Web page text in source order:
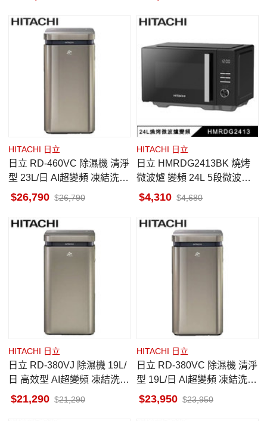
門
HITACHI 日立
日立 RD-460VC 除濕機 清淨
型 23L/日 AI超變頻 凍結洗淨
科技 極光鈦
26,790 26,790
HITACHI 日立
日立 HMRDG2413BK 燒烤
微波爐 變頻 24L 5段微波火
力調節
4,310 4,680
HITACHI 日立
日立 RD-380VJ 除濕機 19L/
日 高效型 AI超變頻 凍結洗淨
科技 隱霧鈦
21,290 21,290
HITACHI 日立
日立 RD-380VC 除濕機 清淨
型 19L/日 AI超變頻 凍結洗淨
科技 極光鈦
23,950 23,950